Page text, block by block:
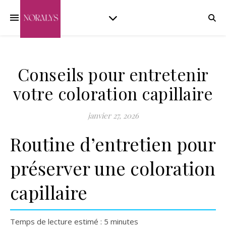
Conseils pour entretenir
votre coloration capillaire
janvier 27, 2026
Routine d’entretien pour
préserver une coloration
capillaire
Temps de lecture estimé : 5 minutes